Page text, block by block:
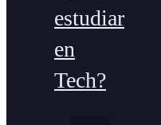
estudiar
en
Tech?